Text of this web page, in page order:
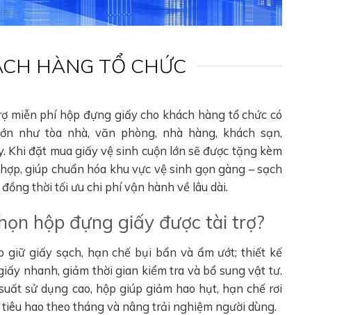
HÀNG TỔ CHỨC
miễn phí hộp đựng giấy cho khách hàng tổ chức có
như tòa nhà, văn phòng, nhà hàng, khách sạn,
Khi đặt mua giấy vệ sinh cuộn lớn sẽ được tặng kèm
giúp chuẩn hóa khu vực vệ sinh gọn gàng – sạch
thời tối ưu chi phí vận hành về lâu dài.
hộp đựng giấy được tài trợ?
giữ giấy sạch, hạn chế bụi bẩn và ẩm ướt; thiết kế
nhanh, giảm thời gian kiểm tra và bổ sung vật tư.
sử dụng cao, hộp giúp giảm hao hụt, hạn chế rơi
hao theo tháng và nâng trải nghiệm người dùng.